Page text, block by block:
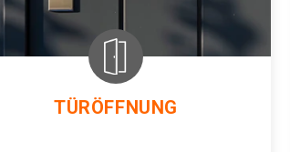
TÜRÖFFNUNG